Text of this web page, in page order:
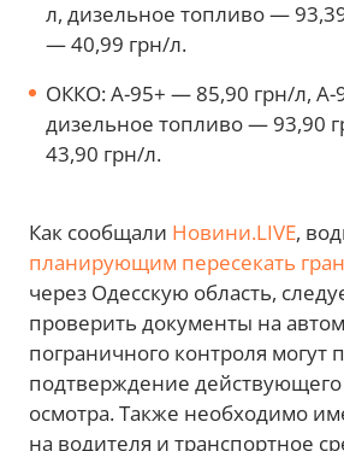
л, дизельное топливо —
— 40,99 грн/л.
ОККО: А-95+ — 85,90 грн/л, А-
дизельное топливо — 93,90
43,90 грн/л.
Как сообщали Новини.LIVE,
планирующим пересекать
через Одесскую область,
проверить документы на
пограничного контроля могут
подтверждение действующего
осмотра. Также необходимо
на водителя и транспортное